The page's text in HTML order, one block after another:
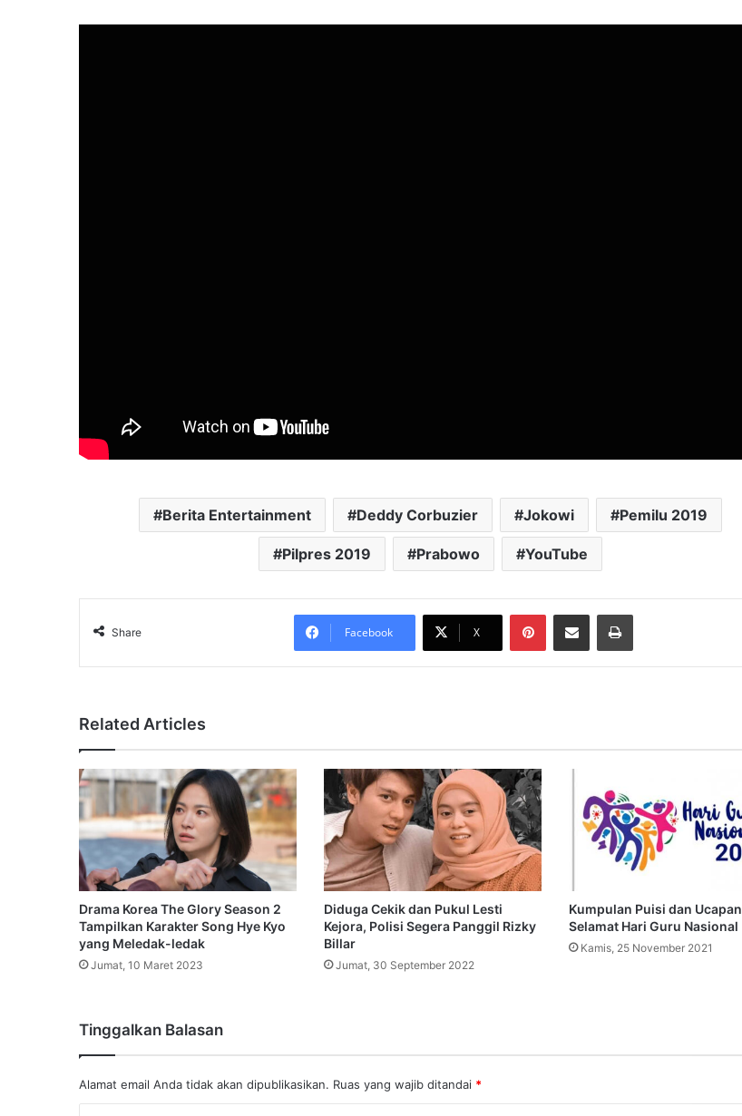
Berita Entertainment Deddy Corbuzier Jokowi Pemilu 2019
Pilpres 2019 Prabowo YouTube
Share Facebook X
PinterestShare via Email Print
Related Articles
Drama Korea The Glory Season 2
Tampilkan Karakter Song Hye Kyo
yang Meledak-ledak
Jumat, 10 Maret 2023
Diduga Cekik dan Pukul Lesti
Kejora, Polisi Segera Panggil Rizky
Billar
Jumat, 30 September 2022
Kumpulan Puisi dan Ucapan
Selamat Hari Guru Nasional
Kamis, 25 November 2021
Tinggalkan Balasan
Alamat email Anda tidak akan dipublikasikan. Ruas yang wajib ditandai *